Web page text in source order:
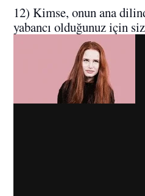
12) Kimse, onun ana
yabancı olduğunuz için